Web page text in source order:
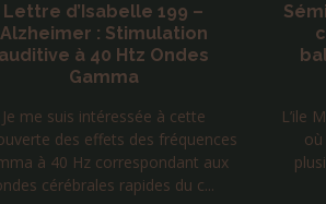
Lettre d’Isabelle 199 –
Alzheimer : Stimulation
auditive à 40 Htz Ondes
Gamma
Je me suis intéressée à cette
des effets des fréquences
à 40 Hz correspondant aux
cérébrales rapides du c...
L’ile
où